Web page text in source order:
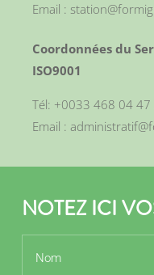
Email :
Coordonnées du
ISO9001
Tél: +0033 468 04 47
Email :
NOTEZ ICI